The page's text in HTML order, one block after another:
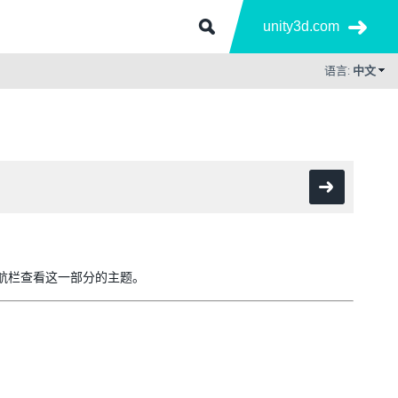
unity3d.com
语言: 中文
查看这一部分的主题。